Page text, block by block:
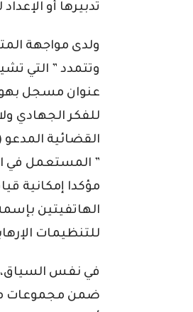
تدبيرها أو
ولدى مواجهة
وتتمدد ” التي
عنوان مسجل
للفكر الجهادي
القضائية
” المستعمل في
مؤكدا إمكانية
الهاتفيتين
للتنظيمات
في نفس
ضمن مجموعات